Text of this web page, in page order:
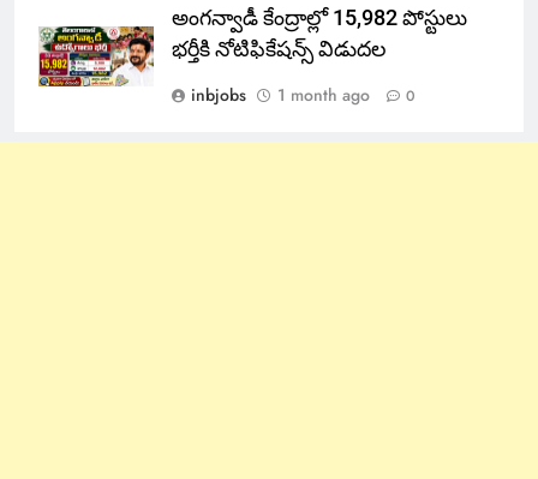
అంగన్వాడీ కేంద్రాల్లో 15,982 పోస్టులు
భర్తీకి నోటిఫికేషన్స్ విడుదల
inbjobs
1 month ago 0